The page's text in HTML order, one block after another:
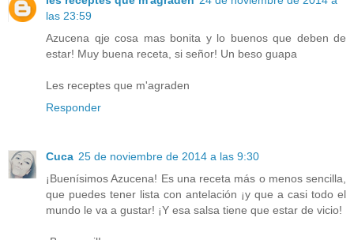
las 23:59
Azucena qje cosa mas bonita y lo buenos que deben de
estar! Muy buena receta, si señor! Un beso guapa
Les receptes que m'agraden
Responder
Cuca 25 de noviembre de 2014 a las 9:30
¡Buenísimos Azucena! Es una receta más o menos sencilla,
que puedes tener lista con antelación ¡y que a casi todo el
mundo le va a gustar! ¡Y esa salsa tiene que estar de vicio!